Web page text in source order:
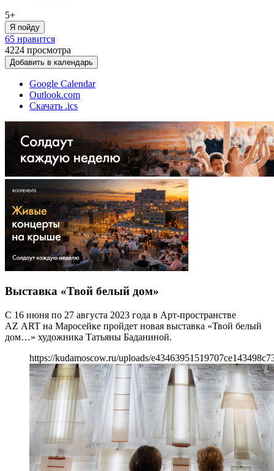
5+
Я пойду
65 нравится
4224 просмотра
Добавить в календарь
Google Calendar
Outlook.com
Скачать .ics
Выставка «Твой белый дом»
С 16 июня по 27 августа 2023 года в Арт-пространстве
AZ ART на Маросейке пройдет новая выставка «Твой белый
дом…» художника Татьяны Баданиной.
https://kudamoscow.ru/uploads/